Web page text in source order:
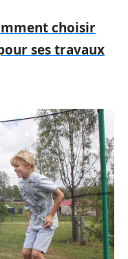
choisir
ses travaux